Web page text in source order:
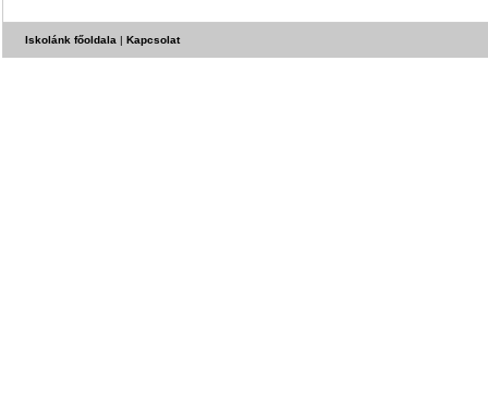
Iskolánk főoldala | Kapcsolat